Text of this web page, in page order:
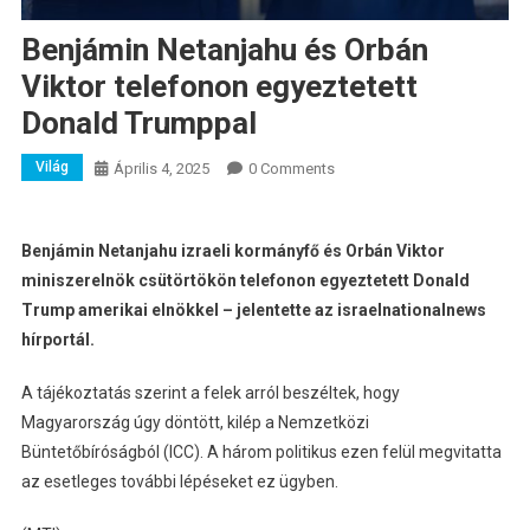
Benjámin Netanjahu és Orbán
Viktor telefonon egyeztetett
Donald Trumppal
Világ Április 4, 2025 0 Comments
Benjámin Netanjahu izraeli kormányfő és Orbán Viktor
miniszerelnök csütörtökön telefonon egyeztetett Donald
Trump amerikai elnökkel – jelentette az israelnationalnews
hírportál.
A tájékoztatás szerint a felek arról beszéltek, hogy
Magyarország úgy döntött, kilép a Nemzetközi
Büntetőbíróságból (ICC). A három politikus ezen felül megvitatta
az esetleges további lépéseket ez ügyben.